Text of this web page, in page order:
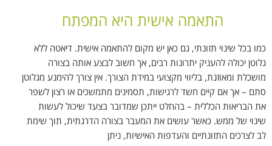
התאמה אישית היא המפתח
כמו בכל שינוי תזונתי, גם כאן יש מקום להתאמה אישית. דיאטה ללא
גלוטן יכולה להעניק יתרונות רבים, אך חשוב לבצע אותה בצורה
מושכלת ומאוזנת, בליווי מקצועי במידת הצורך. אין צורך להימנע מגלוטן
סתם – אך אם קיים חשד לרגישות, תסמינים מתמשכים או רצון לשפר
את הבריאות הכללית – בהחלט ייתכן שמדובר בצעד שיכול לעשות
שינוי של ממש. כאשר עושים את המעבר בצורה הדרגתית, תוך שימת
לב לצרכים התזונתיים והעדפות האישיות, ניתן